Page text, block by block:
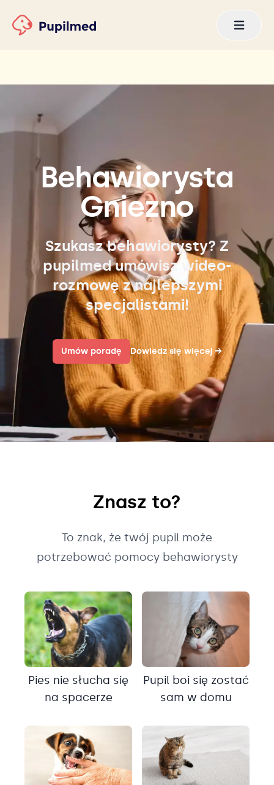
Behawiorysta
Gniezno
Szukasz behawiorysty? Z
pupilmed umówisz wideo-
rozmowę z najlepszymi
specjalistami!
Umów poradę Dowiedz się więcej →
Znasz to?
To znak, że twój pupil może
potrzebować pomocy behawiorysty
Pies nie słucha się
na spacerze
Pupil boi się zostać
sam w domu